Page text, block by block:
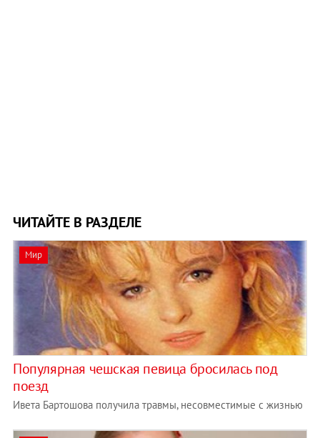
ЧИТАЙТЕ В РАЗДЕЛЕ
Мир
Популярная чешская певица бросилась под
поезд
Ивета Бартошова получила травмы, несовместимые с жизнью